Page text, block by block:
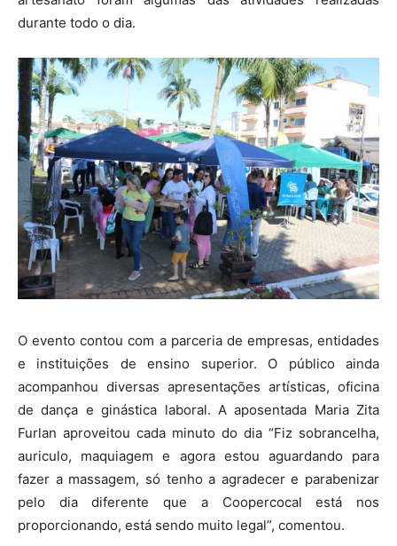
durante todo o dia.
O evento contou com a parceria de empresas, entidades
e instituições de ensino superior. O público ainda
acompanhou diversas apresentações artísticas, oficina
de dança e ginástica laboral. A aposentada Maria Zita
Furlan aproveitou cada minuto do dia “Fiz sobrancelha,
auriculo, maquiagem e agora estou aguardando para
fazer a massagem, só tenho a agradecer e parabenizar
pelo dia diferente que a Coopercocal está nos
proporcionando, está sendo muito legal”, comentou.